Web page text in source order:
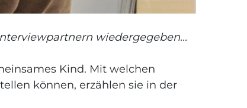
wiedergegeben...
Kind. Mit welchen
können, erzählen sie in der